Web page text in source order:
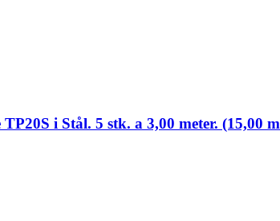
i Stål. 5 stk. a 3,00 meter. (15,00